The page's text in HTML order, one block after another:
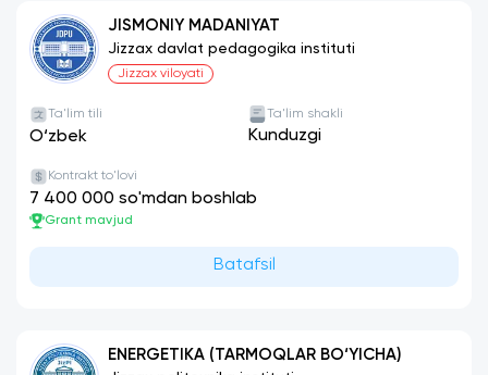
JISMONIY MADANIYAT
Jizzax davlat pedagogika instituti
Jizzax viloyati
Ta'lim tili
O‘zbek
Ta'lim shakli
Kunduzgi
Kontrakt to'lovi
7 400 000 so'mdan boshlab
Grant mavjud
Batafsil
ENERGETIKA (TARMOQLAR BO‘YICHA)